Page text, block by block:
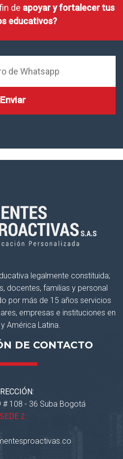
de apoyar y fortalecer tus
educativos?
legalmente constituida;
docentes, familias y personal
por más de 15 años servicios
empresas e instituciones en
América Latina.
DE CONTACTO
# 108 - 36 Suba Bogotá
SEDE 2: